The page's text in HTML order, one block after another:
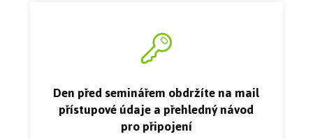
Den před seminářem obdržíte na mail
přístupové údaje a přehledný návod
pro připojení